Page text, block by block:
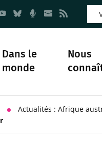
page Nous suivre sur
la page Nous suivre
à la page Nous
Aller à la page Nous
Aller à la page
Aller à la
Aller à la
Aller à
Dans le
monde
Nous
Notre histoire
Actualités : Afrique